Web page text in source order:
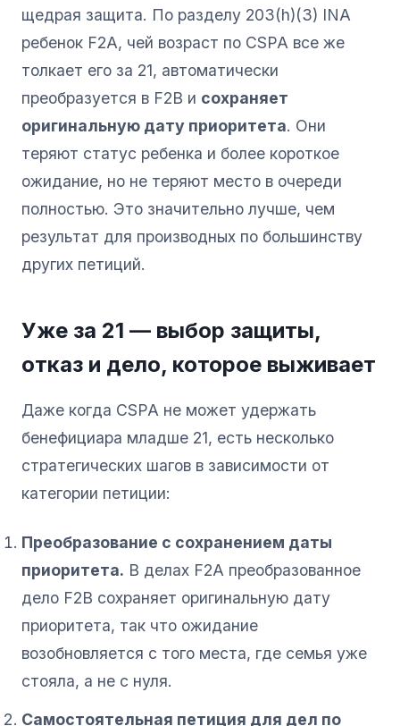
щедрая защита. По разделу 203(h)(3) INA
ребенок F2A, чей возраст по CSPA все же
толкает его за 21, автоматически
преобразуется в F2B и сохраняет
оригинальную дату приоритета. Они
теряют статус ребенка и более короткое
ожидание, но не теряют место в очереди
полностью. Это значительно лучше, чем
результат для производных по большинству
других петиций.
Уже за 21 — выбор защиты,
отказ и дело, которое выживает
Даже когда CSPA не может удержать
бенефициара младше 21, есть несколько
стратегических шагов в зависимости от
категории петиции:
Преобразование с сохранением даты
приоритета. В делах F2A преобразованное
дело F2B сохраняет оригинальную дату
приоритета, так что ожидание
возобновляется с того места, где семья уже
стояла, а не с нуля.
Самостоятельная петиция для дел по